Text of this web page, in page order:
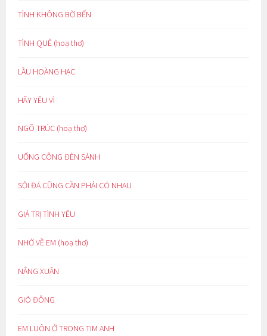
TÌNH KHÔNG BỜ BẾN
TÌNH QUÊ (hoạ thơ)
LẦU HOÀNG HẠC
HÃY YÊU VÌ
NGÕ TRÚC (hoạ thơ)
UỔNG CÔNG ĐÈN SÁNH
SỎI ĐÁ CŨNG CẦN PHẢI CÓ NHAU
GIÁ TRỊ TÌNH YÊU
NHỚ VỀ EM (hoạ thơ)
NẮNG XUÂN
GIÓ ĐÔNG
EM LUÔN Ở TRONG TIM ANH